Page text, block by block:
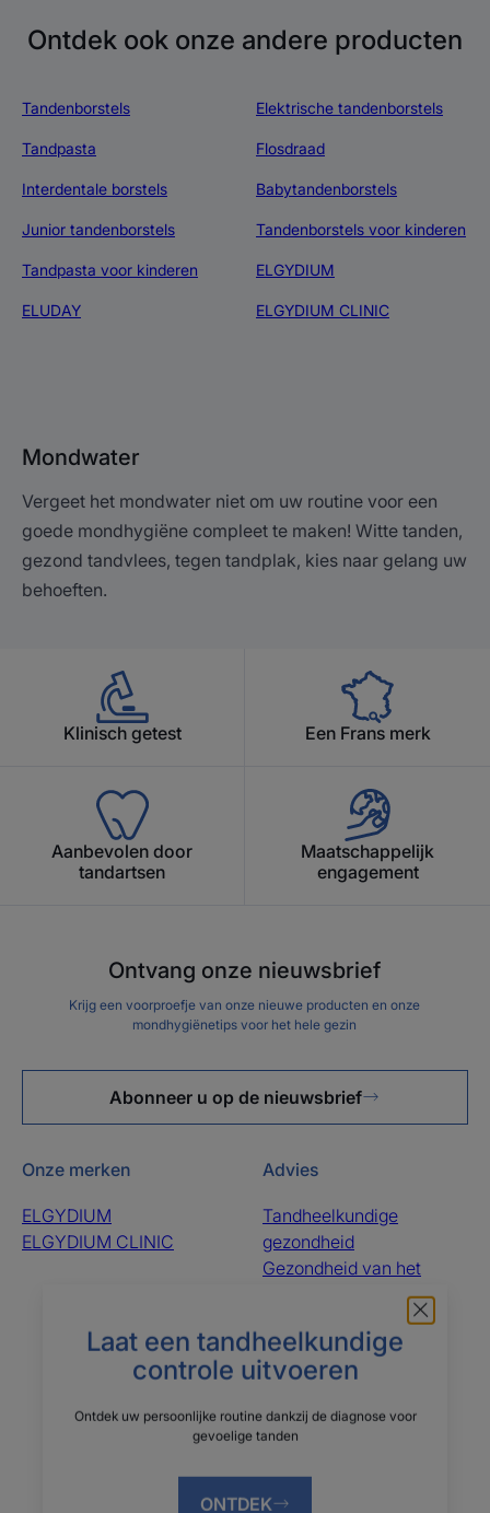
Ontdek ook onze andere producten
Tandenborstels Elektrische tandenborstels
Tandpasta Flosdraad
Interdentale borstels Babytandenborstels
Junior tandenborstels Tandenborstels voor kinderen
Tandpasta voor kinderen ELGYDIUM
ELUDAY ELGYDIUM CLINIC
Mondwater
Vergeet het mondwater niet om uw routine voor een
goede mondhygiëne compleet te maken! Witte tanden,
gezond tandvlees, tegen tandplak, kies naar gelang uw
behoeften.
Laat een tandheelkundige
controle uitvoeren
Ontdek uw persoonlijke routine dankzij de diagnose voor
gevoelige tanden
ONTDEK
Klinisch getest Een Frans merk
Aanbevolen door
tandartsen
Maatschappelijk
engagement
Ontvang onze nieuwsbrief
Krijg een voorproefje van onze nieuwe producten en onze
mondhygiënetips voor het hele gezin
Abonneer u op de nieuwsbrief
Onze merken
ELGYDIUM
ELGYDIUM CLINIC
Advies
Tandheelkundige
gezondheid
Gezondheid van het
De gezondheid van het
gebit van kinderen
Over ons
Vaak gestelde vragenLe groupe Pierre Fabre
Contacteer onsWie zijn wij?